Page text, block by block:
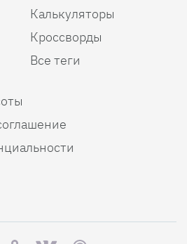
Калькуляторы
Кроссворды
Все теги